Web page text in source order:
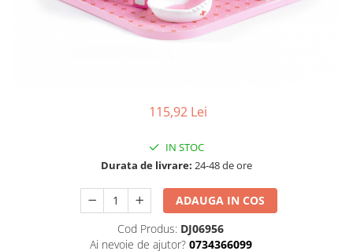
115,92 Lei
IN STOC
Durata de livrare: 24-48 de ore
ADAUGA IN COS
Cod Produs: DJ06956
Ai nevoie de ajutor? 0734366099